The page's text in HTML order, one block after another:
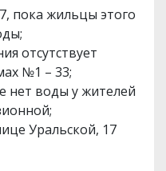
пока жильцы этого
отсутствует
№1 – 33;
нет воды у жителей
Уральской, 17